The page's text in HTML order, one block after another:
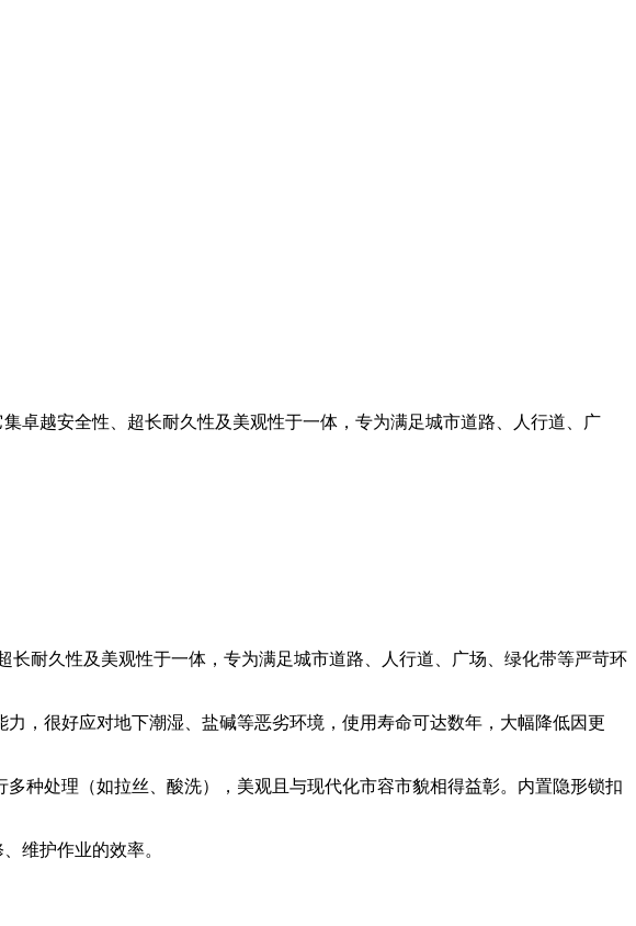
卓越安全性、超长耐久性及美观性于一体，专为满足城市道路、人行道、广
耐久性及美观性于一体，专为满足城市道路、人行道、广场、绿化带等严苛环
，很好应对地下潮湿、盐碱等恶劣环境，使用寿命可达数年，大幅降低因更
种处理（如拉丝、酸洗），美观且与现代化市容市貌相得益彰。内置隐形锁扣
维护作业的效率。